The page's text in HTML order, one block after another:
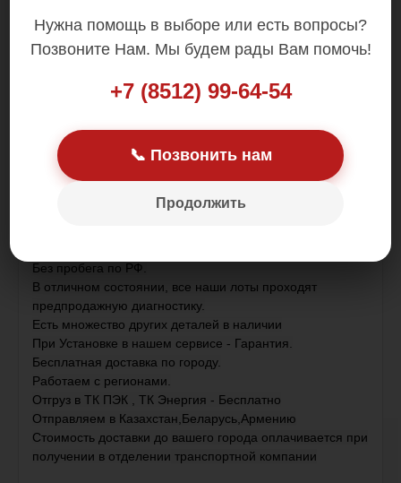
Нужна помощь в выборе или есть вопросы?
Позвоните Нам. Мы будем рады Вам помочь!
+7 (8512) 99-64-54
📞 Позвонить нам
Продолжить
Без пробега по РФ.
В отличном состоянии, все наши лоты проходят
предпродажную диагностику.
Есть множество других деталей в наличии
При Установке в нашем сервисе - Гарантия.
Бесплатная доставка по городу.
Работаем с регионами.
Отгруз в ТК ПЭК , ТК Энергия - Бесплатно
Отправляем в Казахстан,Беларусь,Армению
Стоимость доставки до вашего города оплачивается при
получении в отделении транспортной компании